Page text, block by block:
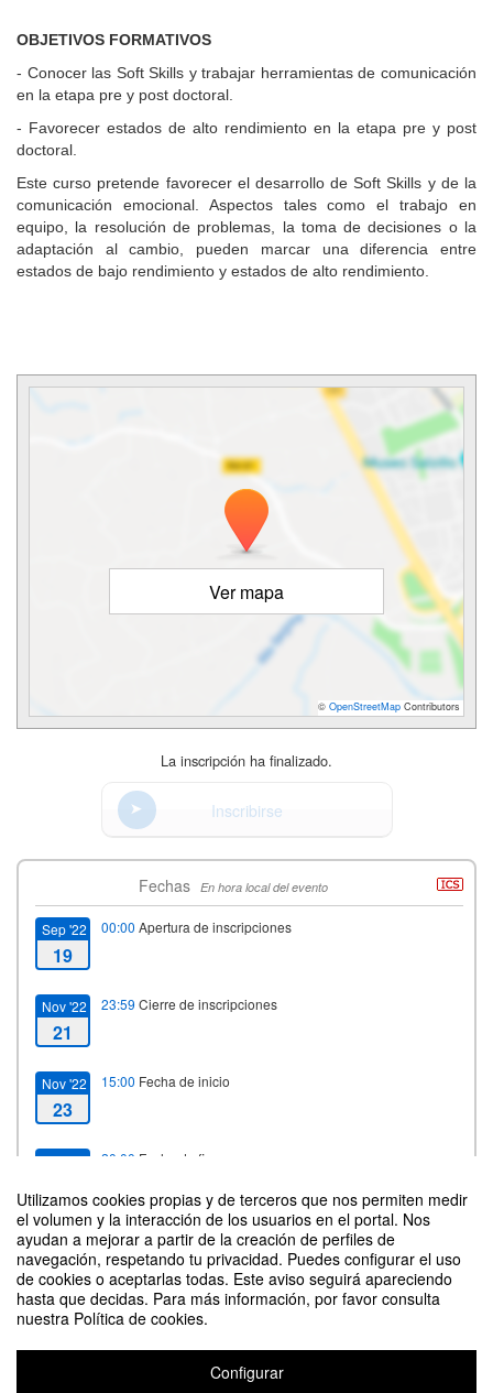
Utilizamos cookies propias y de terceros que nos permiten medir
el volumen y la interacción de los usuarios en el portal. Nos
ayudan a mejorar a partir de la creación de perfiles de
navegación, respetando tu privacidad. Puedes configurar el uso
de cookies o aceptarlas todas. Este aviso seguirá apareciendo
hasta que decidas. Para más información, por favor consulta
nuestra Política de cookies.
Configurar
OBJETIVOS FORMATIVOS
- Conocer las Soft Skills y trabajar herramientas de comunicación
en la etapa pre y post doctoral.
- Favorecer estados de alto rendimiento en la etapa pre y post
doctoral.
Este curso pretende favorecer el desarrollo de Soft Skills y de la
comunicación emocional. Aspectos tales como el trabajo en
equipo, la resolución de problemas, la toma de decisiones o la
adaptación al cambio, pueden marcar una diferencia entre
estados de bajo rendimiento y estados de alto rendimiento.
Ver mapa
© OpenStreetMap Contributors
La inscripción ha finalizado.
Inscribirse
Fechas En hora local del evento
Sep '22
19
00:00 Apertura de inscripciones
Nov '22
21
23:59 Cierre de inscripciones
Nov '22
23
15:00 Fecha de inicio
Nov '22 20:00 Fecha de fin
Contacto